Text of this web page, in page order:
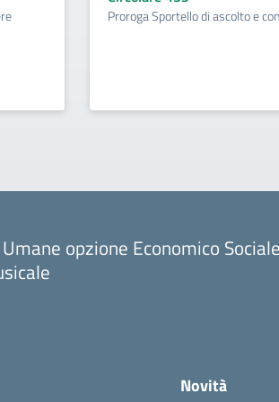
Proroga Sportello di ascolto e
opzione Economico
Novità